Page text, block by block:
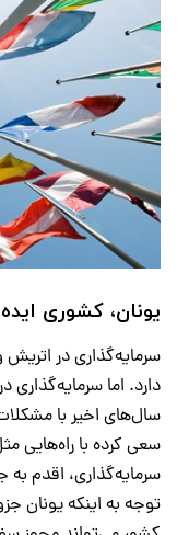
یونان، کشوری
سرمایه‌گذاری در اتریش
دارد. اما سرمایه‌گذاری
سال‌های اخیر با
سعی کرده با راه‌هایی
سرمایه‌گذاری، اقدم
توجه به اینکه یونان